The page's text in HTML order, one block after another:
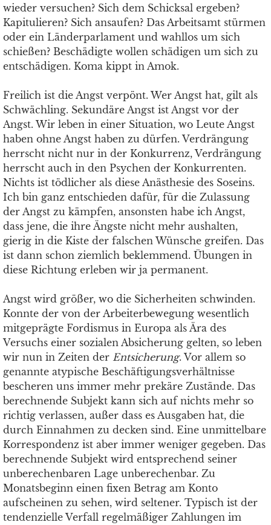
wieder versuchen? Sich dem Schicksal ergeben?
Kapitulieren? Sich ansaufen? Das Arbeitsamt stürmen
oder ein Länderparlament und wahllos um sich
schießen? Beschädigte wollen schädigen um sich zu
entschädigen. Koma kippt in Amok.
Freilich ist die Angst verpönt. Wer Angst hat, gilt als
Schwächling. Sekundäre Angst ist Angst vor der
Angst. Wir leben in einer Situation, wo Leute Angst
haben ohne Angst haben zu dürfen. Verdrängung
herrscht nicht nur in der Konkurrenz, Verdrängung
herrscht auch in den Psychen der Konkurrenten.
Nichts ist tödlicher als diese Anästhesie des Soseins.
Ich bin ganz entschieden dafür, für die Zulassung
der Angst zu kämpfen, ansonsten habe ich Angst,
dass jene, die ihre Ängste nicht mehr aushalten,
gierig in die Kiste der falschen Wünsche greifen. Das
ist dann schon ziemlich beklemmend. Übungen in
diese Richtung erleben wir ja permanent.
Angst wird größer, wo die Sicherheiten schwinden.
Konnte der von der Arbeiterbewegung wesentlich
mitgeprägte Fordismus in Europa als Ära des
Versuchs einer sozialen Absicherung gelten, so leben
wir nun in Zeiten der Entsicherung. Vor allem so
genannte atypische Beschäftigungsverhältnisse
bescheren uns immer mehr prekäre Zustände. Das
berechnende Subjekt kann sich auf nichts mehr so
richtig verlassen, außer dass es Ausgaben hat, die
durch Einnahmen zu decken sind. Eine unmittelbare
Korrespondenz ist aber immer weniger gegeben. Das
berechnende Subjekt wird entsprechend seiner
unberechenbaren Lage unberechenbar. Zu
Monatsbeginn einen fixen Betrag am Konto
aufscheinen zu sehen, wird seltener. Typisch ist der
tendenzielle Verfall regelmäßiger Zahlungen im